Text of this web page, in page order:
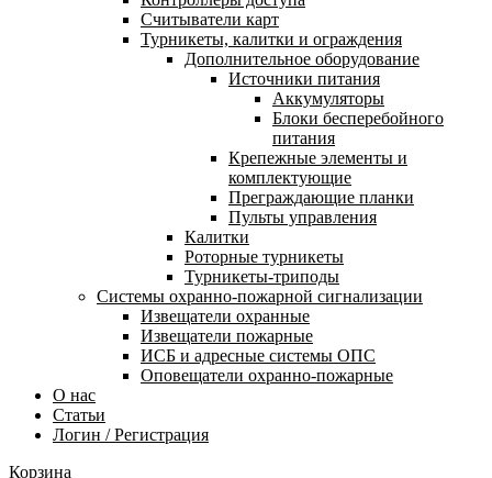
Считыватели карт
Турникеты, калитки и ограждения
Дополнительное оборудование
Источники питания
Аккумуляторы
Блоки бесперебойного
питания
Крепежные элементы и
комплектующие
Преграждающие планки
Пульты управления
Калитки
Роторные турникеты
Турникеты-триподы
Системы охранно-пожарной сигнализации
Извещатели охранные
Извещатели пожарные
ИСБ и адресные системы ОПС
Оповещатели охранно-пожарные
О нас
Статьи
Логин / Регистрация
Корзина